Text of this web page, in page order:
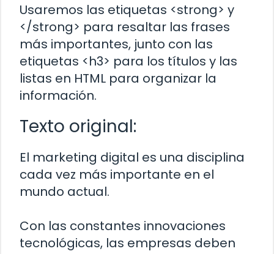
Usaremos las etiquetas <strong> y
</strong> para resaltar las frases
más importantes, junto con las
etiquetas <h3> para los títulos y las
listas en HTML para organizar la
información.
Texto original:
El marketing digital es una disciplina
cada vez más importante en el
mundo actual.
Con las constantes innovaciones
tecnológicas, las empresas deben